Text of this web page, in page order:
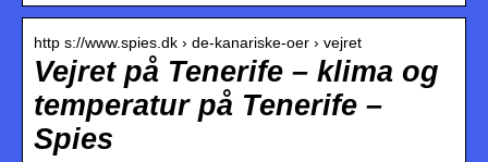
http s://www.spies.dk › de-kanariske-oer › vejret
Vejret på Tenerife – klima og
temperatur på Tenerife –
Spies